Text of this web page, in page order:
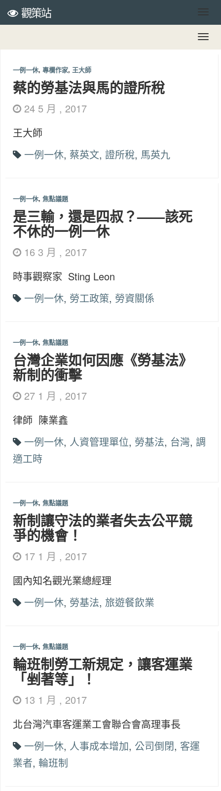
觀策站
一例一休, 專欄作家, 王大師
蔡的勞基法與馬的證所稅
24 5 月 , 2017
王大師
一例一休, 蔡英文, 證所稅, 馬英九
一例一休, 焦點議題
是三輸，還是四叔？——該死
不休的一例一休
16 3 月 , 2017
時事觀察家 Sting Leon
一例一休, 勞工政策, 勞資關係
一例一休, 焦點議題
台灣企業如何因應《勞基法》
新制的衝擊
27 1 月 , 2017
律師 陳業鑫
一例一休, 人資管理單位, 勞基法, 台灣, 調
適工時
一例一休, 焦點議題
新制讓守法的業者失去公平競
爭的機會！
17 1 月 , 2017
國內知名觀光業總經理
一例一休, 勞基法, 旅遊餐飲業
一例一休, 焦點議題
輪班制勞工新規定，讓客運業
「剉著等」！
13 1 月 , 2017
北台灣汽車客運業工會聯合會高理事長
一例一休, 人事成本增加, 公司倒閉, 客運
業者, 輪班制